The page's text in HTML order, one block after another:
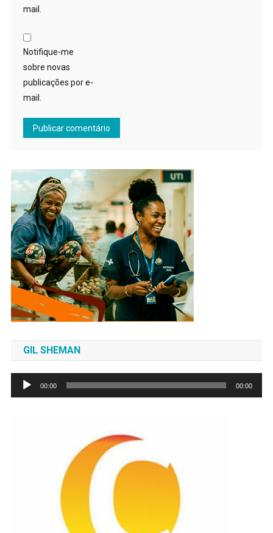
mail.
Notifique-me
sobre novas
publicações por e-
mail.
GIL SHEMAN
Tocador
00:00 00:00